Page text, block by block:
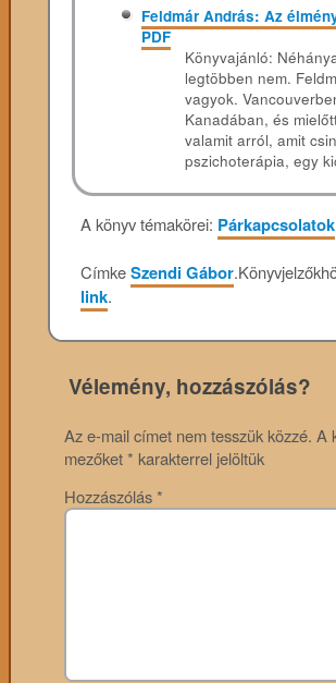
Feldmár András: Az
PDF
Könyvajánló:
legtöbben nem.
vagyok.
Kanadában, és
valamit arról, amit
pszichoterápia, egy
A könyv témakörei: Párkapcsolatok
CímkeSzendi Gábor.
link.
Vélemény, hozzászólás?
Az e-mail címet nem tesszük közzé. A
mezőket* karakterrel jelöltük
Hozzászólás*